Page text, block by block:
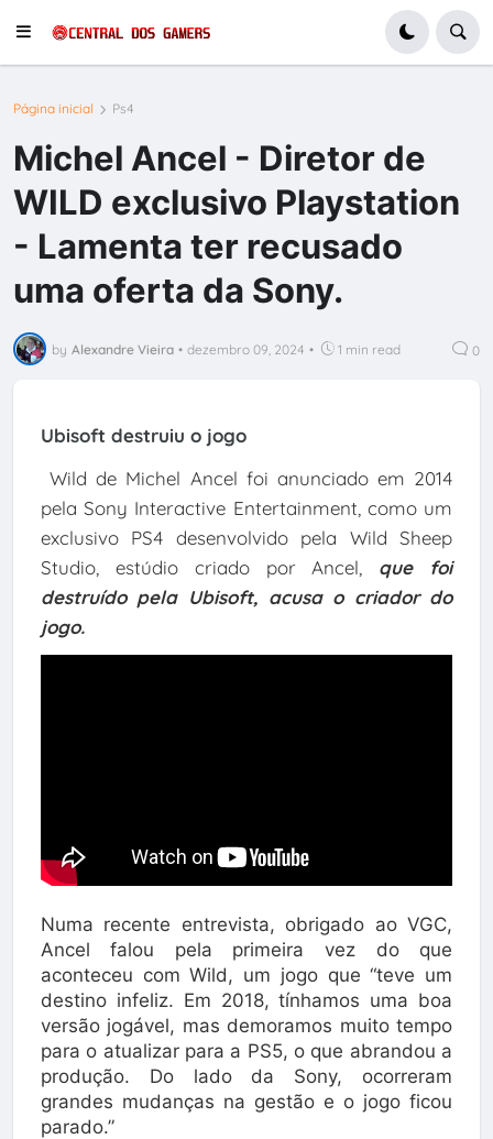
Página inicial Ps4
Michel Ancel - Diretor de
WILD exclusivo Playstation
- Lamenta ter recusado
uma oferta da Sony.
by Alexandre Vieira • dezembro 09, 2024 • 1 min read 0
Ubisoft destruiu o jogo
Wild de Michel Ancel foi anunciado em 2014
pela Sony Interactive Entertainment, como um
exclusivo PS4 desenvolvido pela Wild Sheep
Studio, estúdio criado por Ancel, que foi
destruído pela Ubisoft, acusa o criador do
jogo.
Numa recente entrevista, obrigado ao VGC,
Ancel falou pela primeira vez do que
aconteceu com Wild, um jogo que “teve um
destino infeliz. Em 2018, tínhamos uma boa
versão jogável, mas demoramos muito tempo
para o atualizar para a PS5, o que abrandou a
produção. Do lado da Sony, ocorreram
grandes mudanças na gestão e o jogo ficou
parado.”